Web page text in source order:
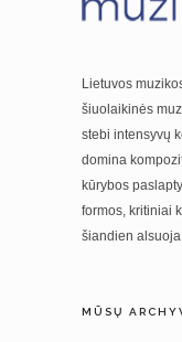
Lietuvos
šiuolaikinės
stebi intensyvų
domina
kūrybos
formos, kritiniai
šiandien
MŪSŲ